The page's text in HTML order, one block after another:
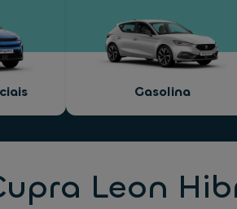
Gasolina
Leon